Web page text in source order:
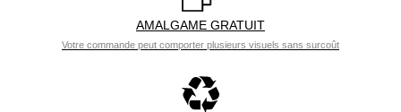
AMALGAME GRATUIT
Votre commande peut comporter plusieurs visuels sans surcoût